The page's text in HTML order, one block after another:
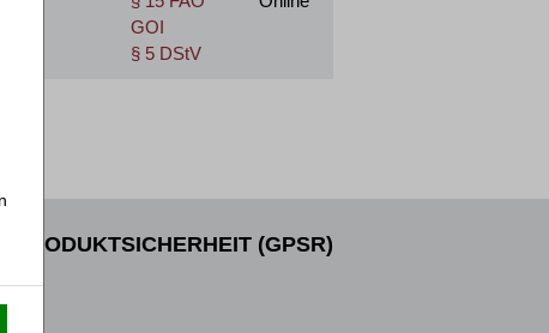
GOI
§ 5 DStV
PRODUKTSICHERHEIT (GPSR)